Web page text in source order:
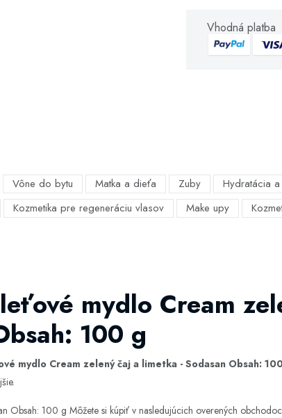
Vhodná platba
Vône do bytu Matka a dieťa Zuby Hydratácia
Kozmetika pre regeneráciu vlasov Make upy
mydlo Cream
100 g
mydlo Cream zelený čaj a limetka - Sodasan Obsah:
Obsah: 100 g Môžete si kúpiť v nasledujúcich overených